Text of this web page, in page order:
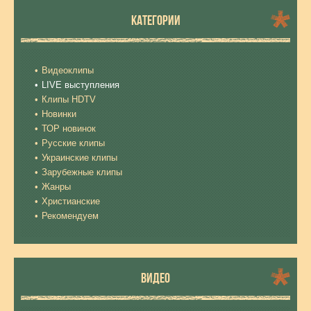
КАТЕГОРИИ
Видеоклипы
LIVE выступления
Клипы HDTV
Новинки
ТОР новинок
Русские клипы
Украинские клипы
Зарубежные клипы
Жанры
Христианские
Рекомендуем
ВИДЕО